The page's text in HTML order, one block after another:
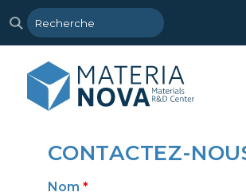
CONTACTEZ-
Nom *